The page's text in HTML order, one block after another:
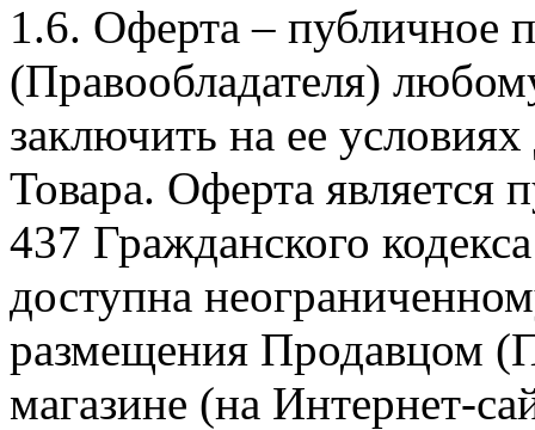
1.6. Оферта – публичное
(Правообладателя)
заключить на ее
Товара. Оферта является
437 Гражданского
доступна
размещения Продавцом
магазине (на Интернет-